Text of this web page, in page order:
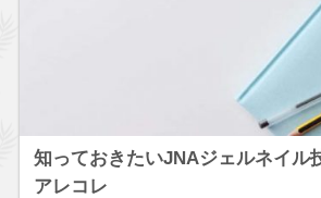
知っておきたいJNAジェルネイル
アレコレ